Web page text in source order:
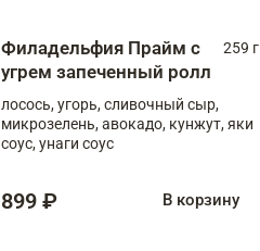
Филадельфия Прайм с
угрем запеченный ролл
259 г
лосось, угорь, сливочный сыр,
микрозелень, авокадо, кунжут, яки
соус, унаги соус
899 ₽ В корзину